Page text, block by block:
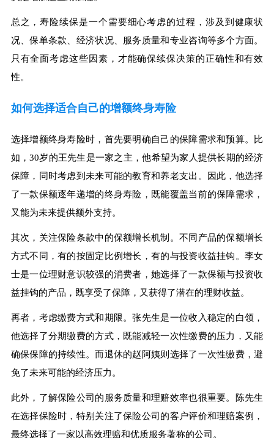
总之，寿险续保是一个需要细心考虑的过程，涉及到健康状
况、保单条款、经济状况、服务质量和专业咨询等多个方面。
只有全面考虑这些因素，才能确保续保决策的正确性和有效
性。
如何选择适合自己的增额终身寿险
选择增额终身寿险时，首先要明确自己的保障需求和预算。比
如，30岁的王先生是一家之主，他希望为家人提供长期的经济
保障，同时考虑到未来可能的教育和养老支出。因此，他选择
了一款保额逐年递增的终身寿险，既能覆盖当前的保障需求，
又能为未来提供额外支持。
其次，关注保险条款中的保额增长机制。不同产品的保额增长
方式不同，有的按固定比例增长，有的与投资收益挂钩。李女
士是一位理财意识较强的消费者，她选择了一款保额与投资收
益挂钩的产品，既享受了保障，又获得了潜在的理财收益。
再者，考虑缴费方式和期限。张先生是一位收入稳定的白领，
他选择了分期缴费的方式，既能减轻一次性缴费的压力，又能
确保保障的持续性。而退休的赵阿姨则选择了一次性缴费，避
免了未来可能的经济压力。
此外，了解保险公司的服务质量和理赔效率也很重要。陈先生
在选择保险时，特别关注了保险公司的客户评价和理赔案例，
最终选择了一家以高效理赔和优质服务著称的公司。